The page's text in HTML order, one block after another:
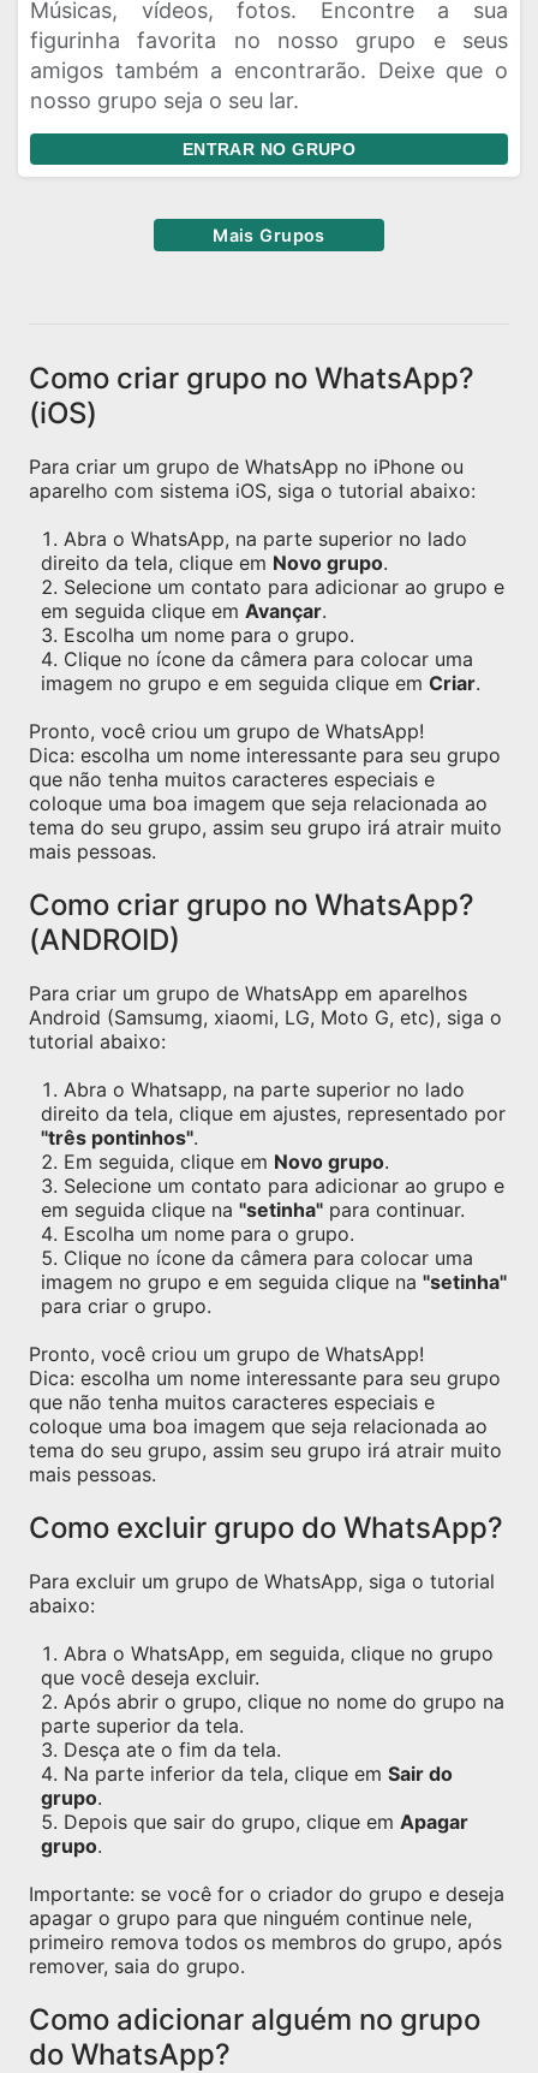
Músicas, vídeos, fotos. Encontre a sua
figurinha favorita no nosso grupo e seus
amigos também a encontrarão. Deixe que o
nosso grupo seja o seu lar.
ENTRAR NO GRUPO
Mais Grupos
Como criar grupo no WhatsApp?
(iOS)
Para criar um grupo de WhatsApp no iPhone ou
aparelho com sistema iOS, siga o tutorial abaixo:
Abra o WhatsApp, na parte superior no lado
direito da tela, clique em Novo grupo.
Selecione um contato para adicionar ao grupo e
em seguida clique em Avançar.
Escolha um nome para o grupo.
Clique no ícone da câmera para colocar uma
imagem no grupo e em seguida clique em Criar.
Pronto, você criou um grupo de WhatsApp!
Dica: escolha um nome interessante para seu grupo
que não tenha muitos caracteres especiais e
coloque uma boa imagem que seja relacionada ao
tema do seu grupo, assim seu grupo irá atrair muito
mais pessoas.
Como criar grupo no WhatsApp?
(ANDROID)
Para criar um grupo de WhatsApp em aparelhos
Android (Samsumg, xiaomi, LG, Moto G, etc), siga o
tutorial abaixo:
Abra o Whatsapp, na parte superior no lado
direito da tela, clique em ajustes, representado por
"três pontinhos".
Em seguida, clique em Novo grupo.
Selecione um contato para adicionar ao grupo e
em seguida clique na "setinha" para continuar.
Escolha um nome para o grupo.
Clique no ícone da câmera para colocar uma
imagem no grupo e em seguida clique na "setinha"
para criar o grupo.
Pronto, você criou um grupo de WhatsApp!
Dica: escolha um nome interessante para seu grupo
que não tenha muitos caracteres especiais e
coloque uma boa imagem que seja relacionada ao
tema do seu grupo, assim seu grupo irá atrair muito
mais pessoas.
Como excluir grupo do WhatsApp?
Para excluir um grupo de WhatsApp, siga o tutorial
abaixo:
Abra o WhatsApp, em seguida, clique no grupo
que você deseja excluir.
Após abrir o grupo, clique no nome do grupo na
parte superior da tela.
Desça ate o fim da tela.
Na parte inferior da tela, clique em Sair do
grupo.
Depois que sair do grupo, clique em Apagar
grupo.
Importante: se você for o criador do grupo e deseja
apagar o grupo para que ninguém continue nele,
primeiro remova todos os membros do grupo, após
remover, saia do grupo.
Como adicionar alguém no grupo
do WhatsApp?